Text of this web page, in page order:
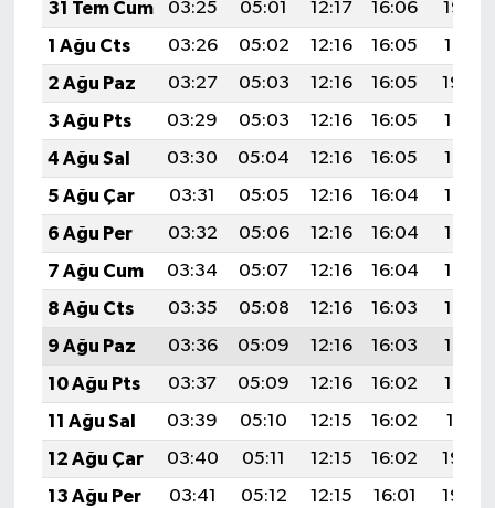
31 Tem Cum
03:25 05:01 12:17 16:06
19:22
1 Ağu Cts
03:26 05:02 12:16 16:05
19:21
2 Ağu Paz
03:27 05:03 12:16 16:05
19:20
3 Ağu Pts
03:29 05:03 12:16 16:05
19:19
4 Ağu Sal
03:30 05:04 12:16 16:05
19:18
5 Ağu Çar
03:31 05:05 12:16 16:04
19:17
6 Ağu Per
03:32 05:06 12:16 16:04
19:16
7 Ağu Cum
03:34 05:07 12:16 16:04
19:15
8 Ağu Cts
03:35 05:08 12:16 16:03
19:14
9 Ağu Paz
03:36 05:09 12:16 16:03
19:13
10 Ağu Pts
03:37 05:09 12:16 16:02
19:12
11 Ağu Sal
03:39 05:10 12:15 16:02
19:11
12 Ağu Çar
03:40 05:11 12:15 16:02
19:09
13 Ağu Per
03:41 05:12 12:15 16:01
19:08